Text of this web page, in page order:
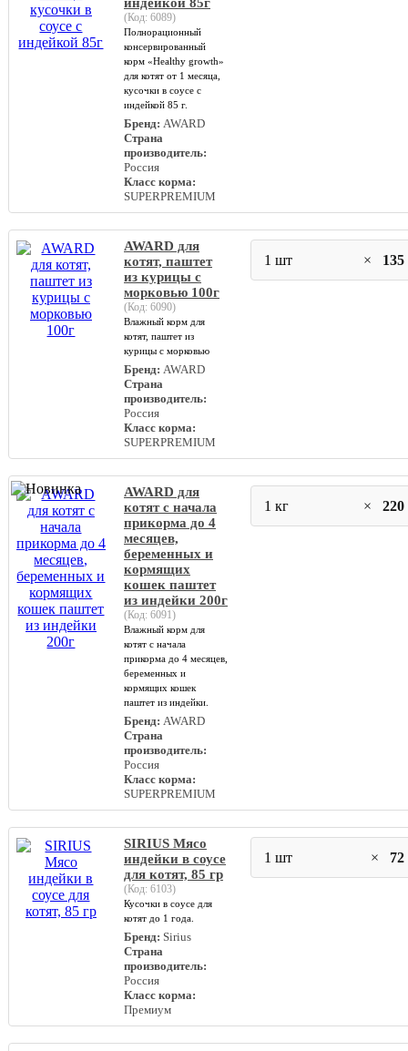
индейкой 85г
(Код: 6089)
Полнорационный
консервированный
корм «Healthy growth»
для котят от 1 месяца,
кусочки в соусе с
индейкой 85 г.
Бренд: AWARD
Страна
производитель:
Россия
Класс корма:
SUPERPREMIUM
AWARD для
котят, паштет
из курицы с
морковью 100г
(Код: 6090)
Влажный корм для
котят, паштет из
курицы с морковью
Бренд: AWARD
Страна
производитель:
Россия
Класс корма:
SUPERPREMIUM
1 шт ×
AWARD для
котят с начала
прикорма до 4
месяцев,
беременных и
кормящих
кошек паштет
из индейки 200г
(Код: 6091)
Влажный корм для
котят с начала
прикорма до 4 месяцев,
беременных и
кормящих кошек
паштет из индейки.
Бренд: AWARD
Страна
производитель:
Россия
Класс корма:
SUPERPREMIUM
1 кг ×
SIRIUS Мясо
индейки в соусе
для котят, 85 гр
(Код: 6103)
Кусочки в соусе для
котят до 1 года.
Бренд: Sirius
Страна
производитель:
Россия
Класс корма:
Премиум
1 шт ×